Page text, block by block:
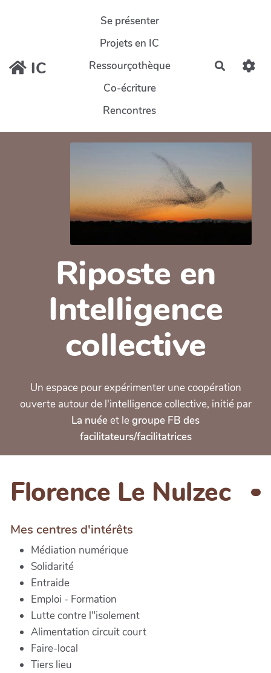
Aller au contenu principal
IC
Se présenter
Projets en IC
Ressourçothèque
Co-écriture
Rencontres
Riposte en
Intelligence
collective
Un espace pour expérimenter une coopération
ouverte autour de l'intelligence collective, initié par
La nuéeet legroupe FB des
facilitateurs/facilitatrices
Florence Le Nulzec
Mes centres d'intérêts
Médiation numérique
Solidarité
Entraide
Emploi - Formation
Lutte contre l"isolement
Alimentation circuit court
Faire-local
Tiers lieu